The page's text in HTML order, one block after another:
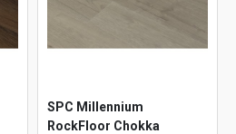
SPC Millennium
RockFloor Chokka